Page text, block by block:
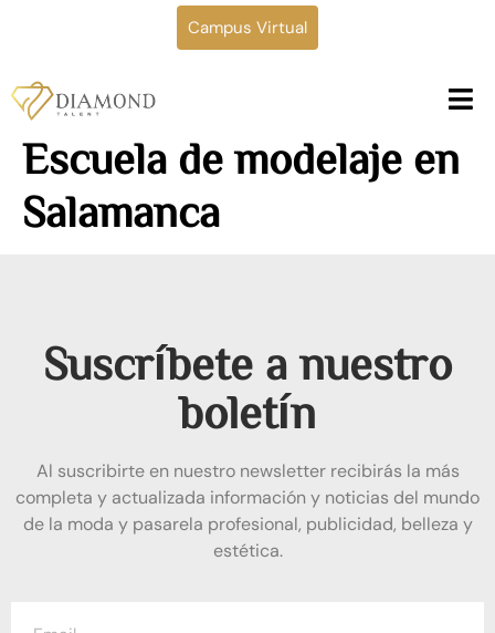
Campus Virtual
Escuela de modelaje en
Salamanca
Suscríbete a nuestro
boletín
Al suscribirte en nuestro newsletter recibirás la más
completa y actualizada información y noticias del mundo
de la moda y pasarela profesional, publicidad, belleza y
estética.